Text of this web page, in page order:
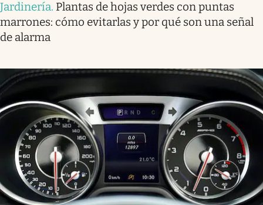
Jardinería. Plantas de hojas verdes con puntas
marrones: cómo evitarlas y por qué son una señal
de alarma